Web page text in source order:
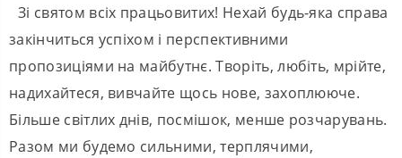
Зі святом всіх працьовитих! Нехай будь-яка справа
закінчиться успіхом і перспективними
пропозиціями на майбутнє. Творіть, любіть, мрійте,
надихайтеся, вивчайте щось нове, захоплююче.
Більше світлих днів, посмішок, менше розчарувань.
Разом ми будемо сильними, терплячими,